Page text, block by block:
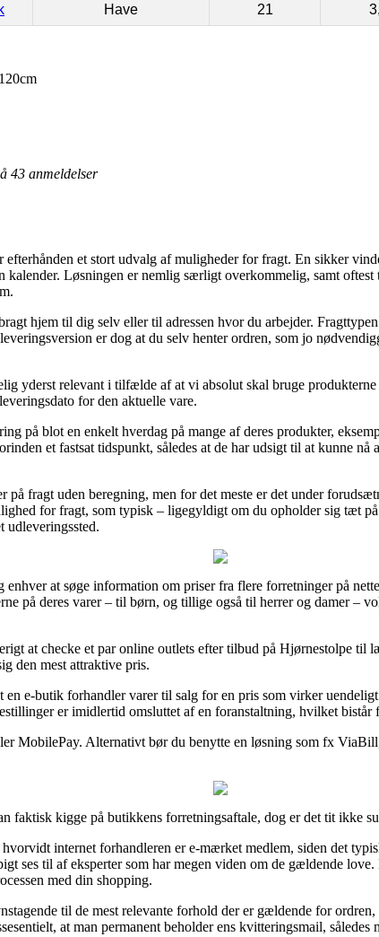
Have 21
43 anmeldelser
et stort udvalg af muligheder for fragt. En sikker
kalender. Løsningen er nemlig særligt overkommelig, samt
hjem til dig selv eller til adressen hvor du arbejder.
er dog at du selv henter ordren, som jo
yderst relevant i tilfælde af at vi absolut skal bruge produkterne
for den aktuelle vare.
på blot en enkelt hverdag på mange af deres produkter,
et fastsat tidspunkt, således at de har udsigt til at kunne
fragt uden beregning, men for det meste er det under
for fragt, som typisk – ligegyldigt om du opholder sig tæt
udleveringssted.
at søge information om priser fra flere forretninger på
på deres varer – til børn, og tillige også til herrer og damer –
at checke et par online outlets efter tilbud på Hjørnestolpe
den mest attraktive pris.
e-butik forhandler varer til salg for en pris som virker
er imidlertid omsluttet af en foranstaltning, hvilket
MobilePay. Alternativt bør du benytte en løsning som fx
faktisk kigge på butikkens forretningsaftale, dog er det tit ikke
internet forhandleren er e-mærket medlem, siden det
ses til af eksperter som har megen viden om de gældende
med din shopping.
til de mest relevante forhold der er gældende for
at man permanent beholder ens kvitteringsmail,